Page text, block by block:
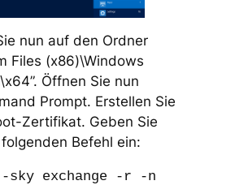
nun auf den Ordner
Files (x86)\Windows
Öffnen Sie nun
Prompt. Erstellen Sie
Zertifikat. Geben Sie
Befehl ein:
-sky exchange -r -n